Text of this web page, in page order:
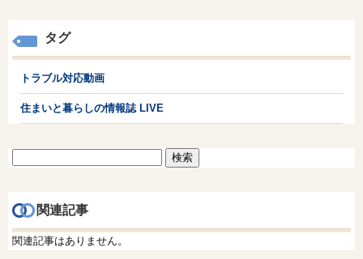
タグ
トラブル対応動画
住まいと暮らしの情報誌 LIVE
索:
関連記事
関連記事はありません。